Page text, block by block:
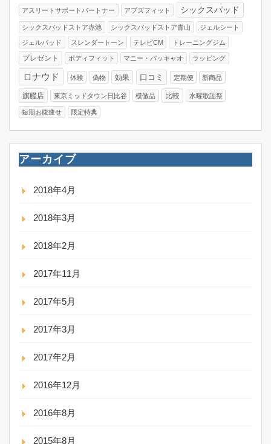
アスリートサポートパートナー アブズフィット シックスパッド
シックスパッドストア赤池 シックスパッドストア青山 ジェルシート
ジェルパッド スレンダートーン テレビCM トレーニングジム
プレゼント ボディフィット マニー・パッキャオ ラッピング
ロナウド 体験 偽物 効果 口コミ 定期便 新商品
旗艦店 東京ミッドタウン日比谷 模倣品 比較 水曜歌謡祭
短期お腹痩せ 限定特典
アーカイブ
2018年4月
2018年3月
2018年2月
2017年11月
2017年5月
2017年3月
2017年2月
2016年12月
2016年8月
2015年8月